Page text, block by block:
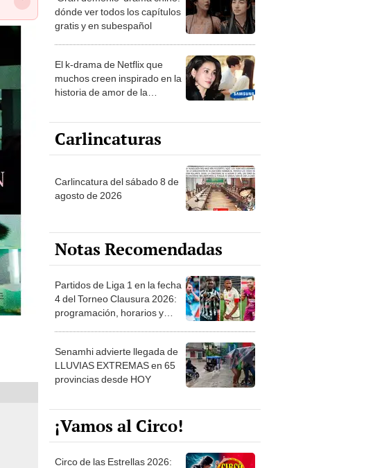
dónde ver todos los capítulos
gratis y en subespañol
El k-drama de Netflix que
muchos creen inspirado en la
historia de amor de la
Carlincaturas
Carlincatura del sábado 8 de
agosto de 2026
Notas Recomendadas
Partidos de Liga 1 en la fecha
4 del Torneo Clausura 2026:
programación, horarios y
Senamhi advierte llegada de
LLUVIAS EXTREMAS en 65
provincias desde HOY
¡Vamos al Circo!
Circo de las Estrellas 2026: